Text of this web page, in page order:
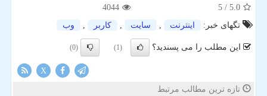
5.0
/ 5
4044
تگهای خبر:
اینترنت , سایت , كاربر , وب
این مطلب را می پسندید؟ (1)
(0)
X
تازه ترین مطالب مرتبط